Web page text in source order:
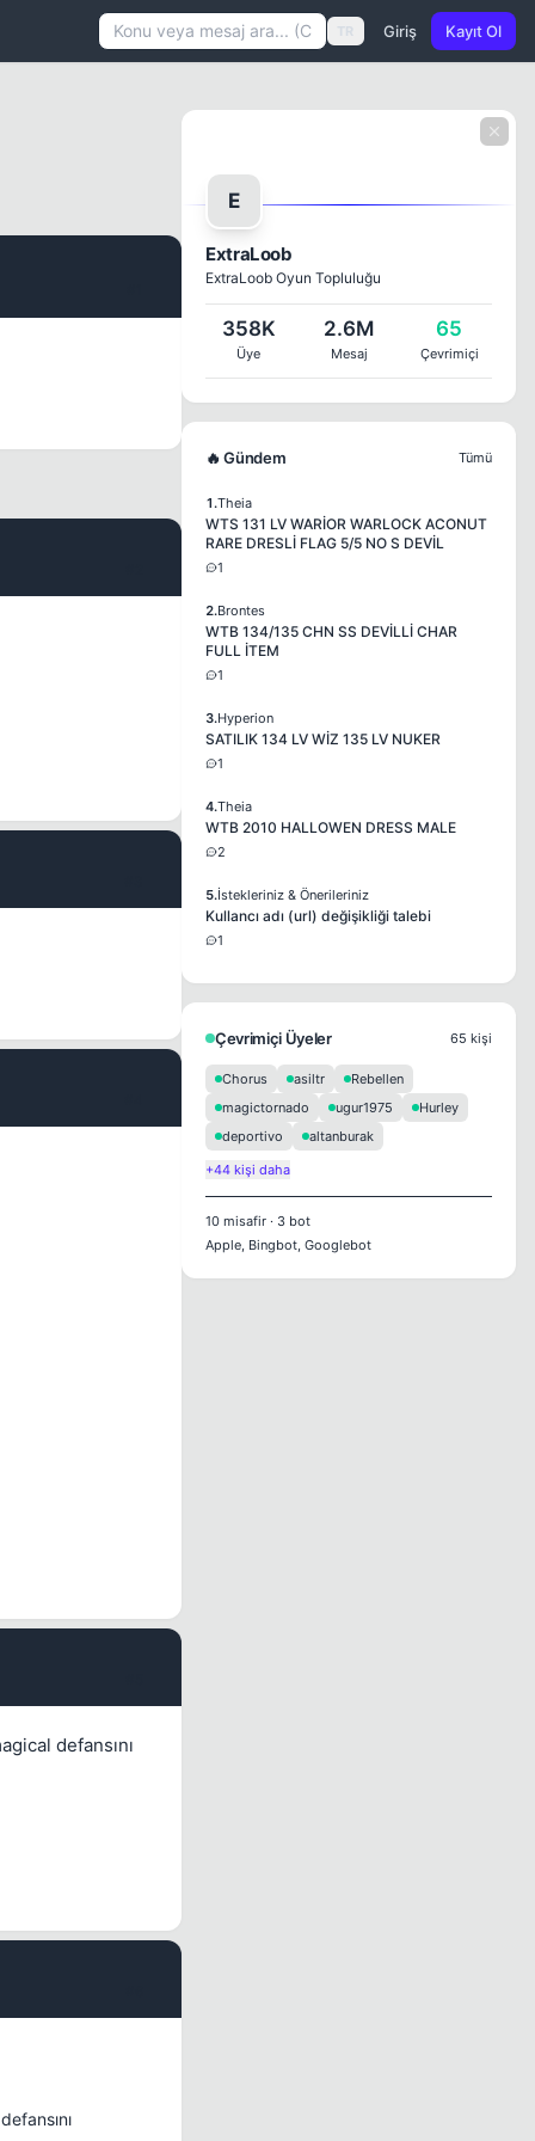
TR Giriş Kayıt Ol
defansını
E
ExtraLoob
ExtraLoob Oyun Topluluğu
358K
Üye
2.6M
Mesaj
65
Çevrimiçi
🔥 Gündem Tümü
1.Theia
WTS 131 LV WARİOR WARLOCK ACONUT
RARE DRESLİ FLAG 5/5 NO S DEVİL
1
2.Brontes
WTB 134/135 CHN SS DEVİLLİ CHAR
FULL İTEM
1
3.Hyperion
SATILIK 134 LV WİZ 135 LV NUKER
1
4.Theia
WTB 2010 HALLOWEN DRESS MALE
2
5.İstekleriniz & Önerileriniz
Kullancı adı (url) değişikliği talebi
1
Çevrimiçi Üyeler 65 kişi
Chorus asiltr
Rebellen
magictornado
ugur1975
Hurley
deportivo
altanburak
+44 kişi daha
10 misafir · 3 bot
Apple, Bingbot, Googlebot